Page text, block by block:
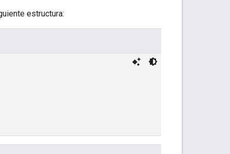
estructura: